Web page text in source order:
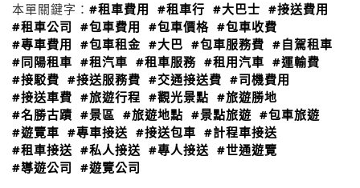
本單關鍵字： #租車費用 #租車行 #大巴士 #接送費用
#租車公司 #包車費用 #包車價格 #包車收費
#專車費用 #包車租金 #大巴 #包車服務費 #自駕租車
#同陽租車 #租汽車 #租車服務 #租用汽車 #運輸費
#接駁費 #接送服務費 #交通接送費 #司機費用
#接送車費 #旅遊行程 #觀光景點 #旅遊勝地
#名勝古蹟 #景區 #旅遊地點 #景點旅遊 #包車旅遊
#遊覽車 #專車接送 #接送包車 #計程車接送
#租車接送 #私人接送 #專人接送 #世通遊覽
#導遊公司 #遊覽公司